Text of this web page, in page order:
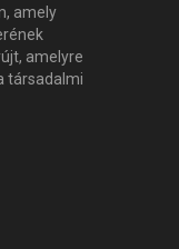
amely
amelyre
társadalmi